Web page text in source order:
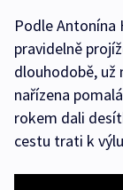
Podle Antonína
pravidelně
dlouhodobě, už
nařízena
rokem dali
cestu trati k